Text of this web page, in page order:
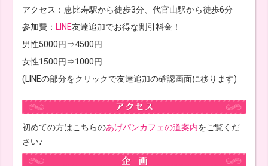
アクセス：恵比寿駅から徒歩3分、代官山駅から徒歩6分
参加費： LINE友達追加でお得な割引料金！
男性5000円⇒4500円
女性1500円⇒1000円
(LINEの部分をクリックで友達追加の確認画面に移ります)
初めての方はこちらのあげパンカフェの道案内をご覧くだ
さい♪